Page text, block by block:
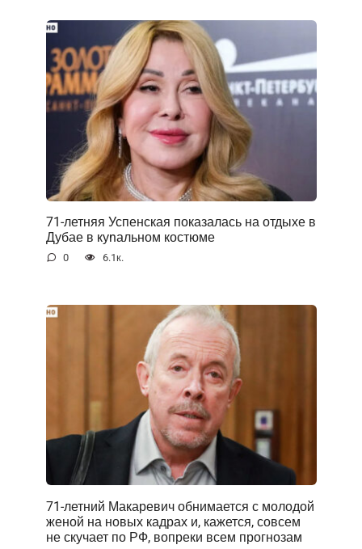
71-летняя Успенская показалась на отдыхе в
Дубае в куnальном костюме
0 6.1к.
71-летний Макаревич обнимается с молодой
женой на новых кадрах и, кажется, совсем
не скучает по РФ, вопреки всем прогнозам